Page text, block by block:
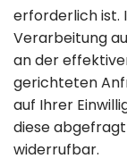
erforderlich ist.
Verarbeitung
an der
gerichteten
auf Ihrer
diese abgefragt
widerrufbar.